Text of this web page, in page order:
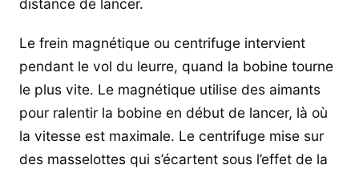
distance de lancer.
Le frein magnétique ou centrifuge intervient
pendant le vol du leurre, quand la bobine tourne
le plus vite. Le magnétique utilise des aimants
pour ralentir la bobine en début de lancer, là où
la vitesse est maximale. Le centrifuge mise sur
des masselottes qui s’écartent sous l’effet de la